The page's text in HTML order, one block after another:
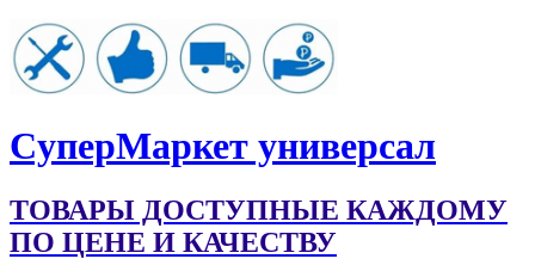
CуперМаркет универсал
ТОВАРЫ ДОСТУПНЫЕ КАЖДОМУ
ПО ЦЕНЕ И КАЧЕСТВУ